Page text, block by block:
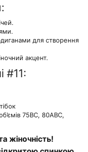
для створення
акцент.
#11:
75BC, 80ABC,
жіночність!